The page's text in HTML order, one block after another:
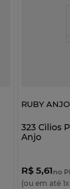
RUBY ANJO
323 Cìlios
Anjo
R$ 5,61no
(ou em até 1x